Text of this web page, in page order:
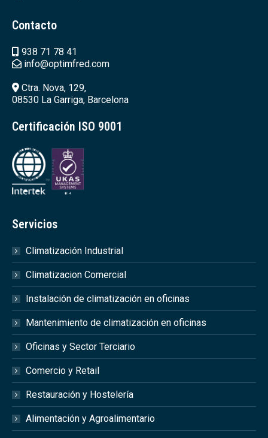
Contacto
938 71 78 41
info@optimfred.com
Ctra. Nova, 129,
08530 La Garriga, Barcelona
Certificación ISO 9001
Servicios
Climatización Industrial
Climatizacion Comercial
Instalación de climatización en oficinas
Mantenimiento de climatización en oficinas
Oficinas y Sector Terciario
Comercio y Retail
Restauración y Hostelería
Alimentación y Agroalimentario